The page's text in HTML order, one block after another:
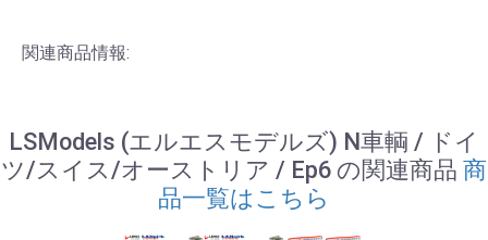
関連商品情報:
LSModels (エルエスモデルズ) N車輌 / ドイ
ツ/スイス/オーストリア / Ep6 の関連商品 商
品一覧はこちら